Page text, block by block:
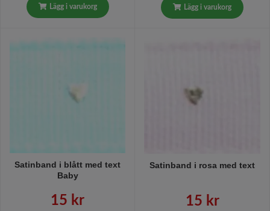
Lägg i varukorg Lägg i varukorg
Satinband i blått med text
Baby
15 kr
Satinband i rosa med text
15 kr